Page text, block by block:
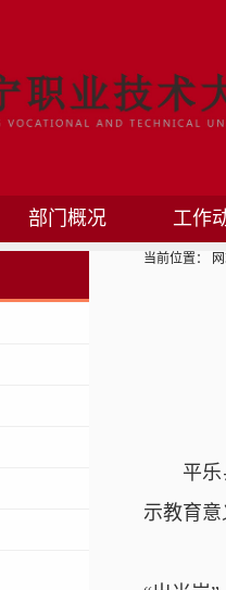
部门概况 工作
当前位置：
平
示教育意